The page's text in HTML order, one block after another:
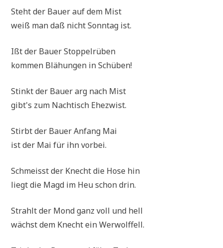
Steht der Bau­er auf dem Mist
weiß man daß nicht Sonn­tag ist.
Ißt der Bau­er Stoppelrüben
kom­men Blä­hun­gen in Schüben!
Stinkt der Bau­er arg nach Mist
gibt's zum Nach­tisch Ehezwist.
Stirbt der Bau­er Anfang Mai
ist der Mai für ihn vorbei.
Schmeisst der Knecht die Hose hin
liegt die Magd im Heu schon drin.
Strahlt der Mond ganz voll und hell
wächst dem Knecht ein Werwolffell.